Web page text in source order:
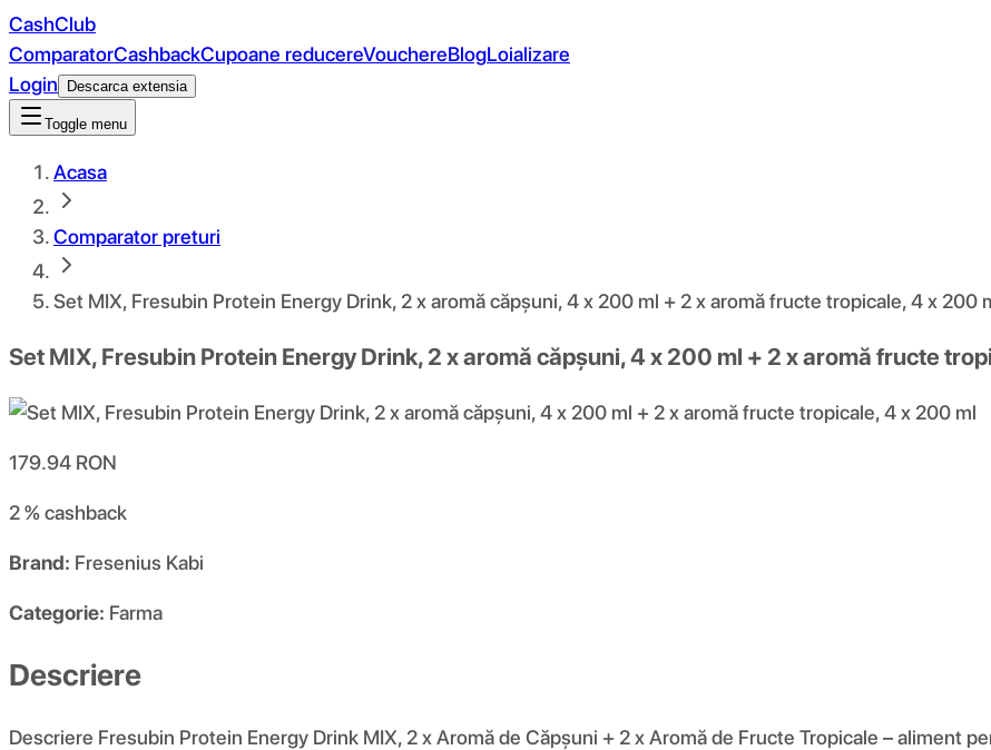
CashClub
ComparatorCashbackCupoane reducereVouchereBlogLoializare
Login
Descarca extensia
Toggle menu
Acasa
Comparator preturi
Set MIX, Fresubin Protein Energy Drink, 2 x aromă căpșuni, 4 x 200 ml + 2 x aromă fructe tropicale, 4 x 200
Set MIX, Fresubin Protein Energy Drink, 2 x aromă căpșuni, 4 x 200 ml + 2 x aromă fructe
179.94 RON
2 %cashback
Brand: Fresenius Kabi
Categorie: Farma
Descriere
Descriere Fresubin Protein Energy Drink MIX, 2 x Aromă de Căpșuni + 2 x Aromă de Fructe Tropicale – aliment